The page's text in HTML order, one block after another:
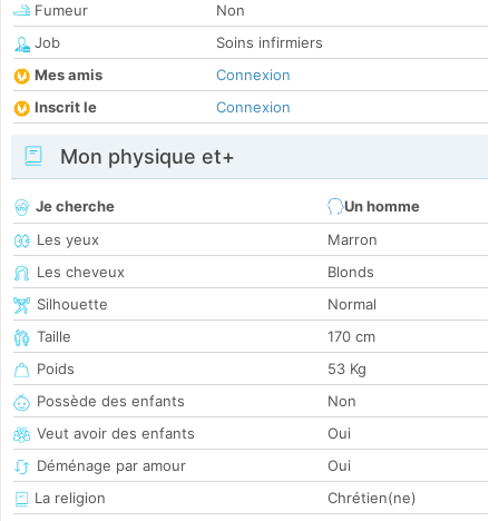
Fumeur
Non
Job
Soins infirmiers
Mes amis
Connexion
Inscrit le
Connexion
Mon physique et+
Je cherche
Un homme
Les yeux
Marron
Les cheveux
Blonds
Silhouette
Normal
Taille
170 cm
Poids
53 Kg
Possède des enfants
Non
Veut avoir des enfants
Oui
Déménage par amour
Oui
La religion
Chrétien(ne)